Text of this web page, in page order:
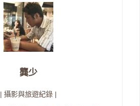
龔少
| 攝影與旅遊紀錄 |